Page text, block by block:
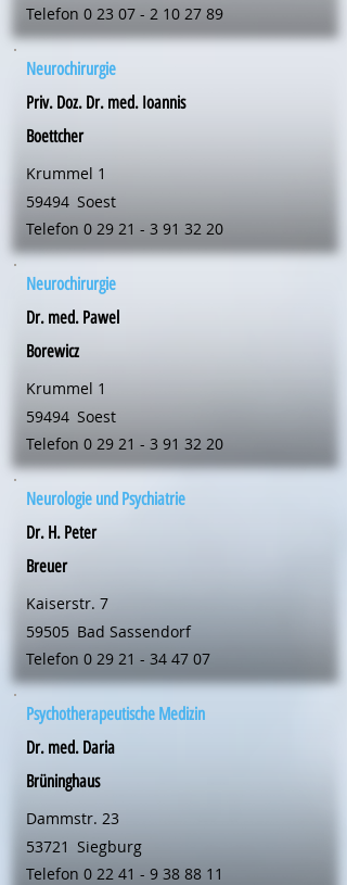
Telefon 0 23 07 - 2 10 27 89
Neurochirurgie
Priv. Doz. Dr. med. Ioannis
Boettcher
Krummel 1
59494 Soest
Telefon 0 29 21 - 3 91 32 20
Neurochirurgie
Dr. med. Pawel
Borewicz
Krummel 1
59494 Soest
Telefon 0 29 21 - 3 91 32 20
Neurologie und Psychiatrie
Dr. H. Peter
Breuer
Kaiserstr. 7
59505 Bad Sassendorf
Telefon 0 29 21 - 34 47 07
Psychotherapeutische Medizin
Dr. med. Daria
Brüninghaus
Dammstr. 23
53721 Siegburg
Telefon 0 22 41 - 9 38 88 11